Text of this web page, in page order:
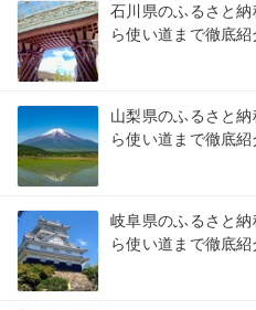
石川県のふるさと
ら使い道まで徹底紹
山梨県のふるさと
ら使い道まで徹底紹
岐阜県のふるさと
ら使い道まで徹底紹